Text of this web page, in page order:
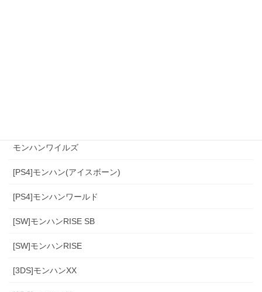
モンハンワイルズ
[PS4]モンハン(アイスボーン)
[PS4]モンハンワールド
[SW]モンハンRISE SB
[SW]モンハンRISE
[3DS]モンハンXX